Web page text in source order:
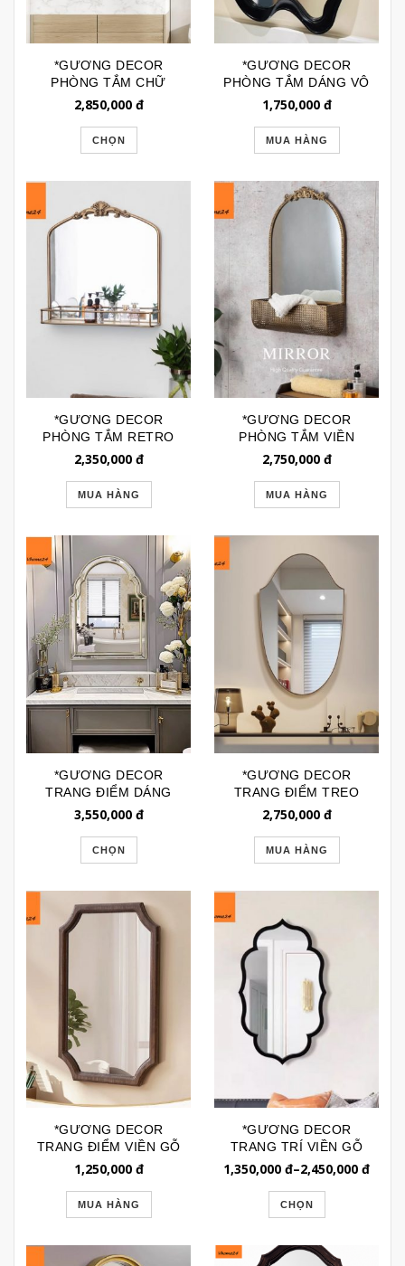
*GƯƠNG DECOR
PHÒNG TẮM CHỮ
NHẬT SÓNG VIỀN
2,850,000đ
CHỌN
*GƯƠNG DECOR
PHÒNG TẮM DÁNG VÔ
ĐỊNH VIỀN ĐEN
1,750,000đ
MUA HÀNG
*GƯƠNG DECOR
PHÒNG TẮM RETRO
VIỀN ĐỒNG KÈM KỆ
2,350,000đ
MUA HÀNG
*GƯƠNG DECOR
PHÒNG TẮM VIỀN
ĐỒNG VINTAGE
2,750,000đ
MUA HÀNG
*GƯƠNG DECOR
TRANG ĐIỂM DÁNG
VÒM VIỀN GƯƠNG
3,550,000đ
CHỌN
*GƯƠNG DECOR
TRANG ĐIỂM TREO
TƯỜNG VIỀN INOX
2,750,000đ
MUA HÀNG
*GƯƠNG DECOR
TRANG ĐIỂM VIỀN GỖ
CHỮ NHẬT GÓC
1,250,000đ
MUA HÀNG
*GƯƠNG DECOR
TRANG TRÍ VIỀN GỖ
DÁNG MOROCCAN
1,350,000 đ–2,450,000 đ
CHỌN